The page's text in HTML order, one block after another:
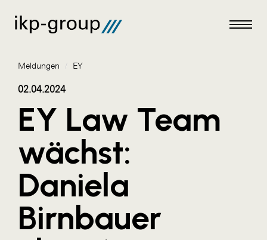
Meldungen
AKTUELLES
ACO
ALEX Krems
Amazon Web Services
Meldungen / EY
02.04.2024
EY Law Team
wächst:
Daniela
Birnbauer